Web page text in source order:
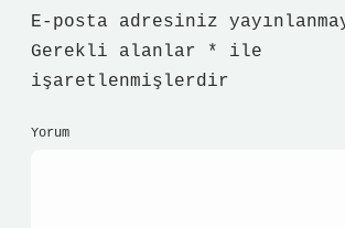
E-posta adresiniz
Gerekli alanlar
*
ile
işaretlenmişlerdir
Yorum